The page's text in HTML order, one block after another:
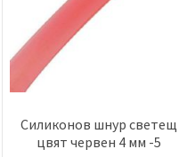
Силиконов шнур светещ
цвят червен 4 мм -5